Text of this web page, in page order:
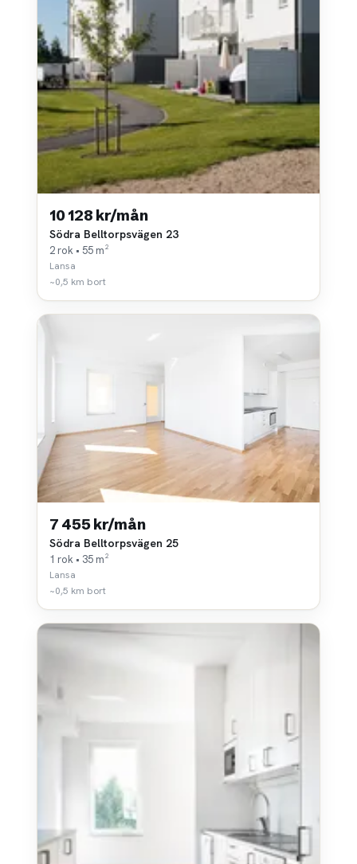
10 128 kr/mån
Södra Belltorpsvägen 23
2 rok • 55 m²
Lansa
~0,5 km bort
7 455 kr/mån
Södra Belltorpsvägen 25
1 rok • 35 m²
Lansa
~0,5 km bort